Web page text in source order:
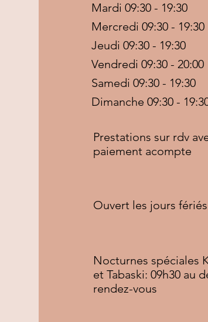
Mardi 09:30 - 19:30
Mercredi 09:30 - 19:30
Jeudi 09:30 - 19:30
Vendredi 09:30 - 20:00
Samedi 09:30 - 19:30
Dimanche 09:30 -
Prestations sur rdv
paiement acompte
Ouvert les jours fériés
Nocturnes spéciales
et Tabaski: 09h30 au
rendez-vous